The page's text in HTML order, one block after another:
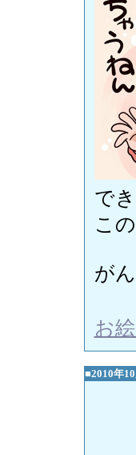
で
こ
が
お
■2010年